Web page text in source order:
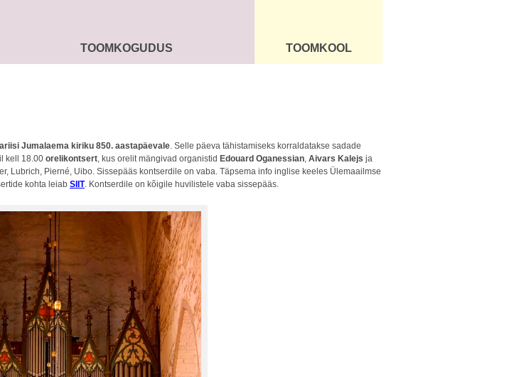
SEENIORID KOGUDUS
TOOMKOGUDUS ÜLDINFO
TOOMKOOL
Jumalaema kiriku 850. aastapäevale. Selle päeva tähistamiseks korraldatakse sadade
kell 18.00 orelikontsert, kus orelit mängivad organistid Edouard Oganessian, Aivars Kalejs ja
Lubrich, Pierné, Uibo. Sissepääs kontserdile on vaba. Täpsema info inglise keeles Ülemaailmse
kohta leiab SIIT. Kontserdile on kõigile huvilistele vaba sissepääs.